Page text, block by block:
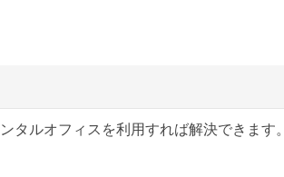
タルオフィスを利用すれば解決できます